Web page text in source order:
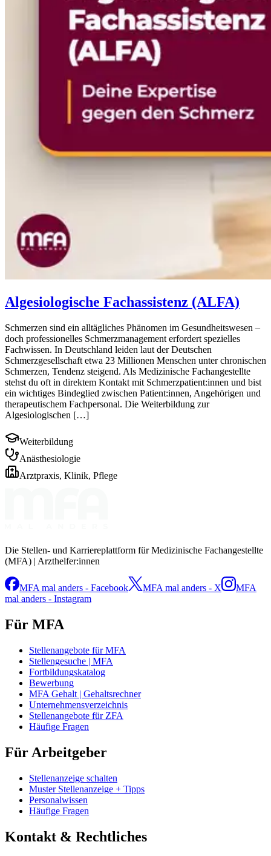
Algesiologische Fachassistenz (ALFA)
Schmerzen sind ein alltägliches Phänomen im Gesundheitswesen –
doch professionelles Schmerzmanagement erfordert spezielles
Fachwissen. In Deutschland leiden laut der Deutschen
Schmerzgesellschaft etwa 23 Millionen Menschen unter chronischen
Schmerzen, Tendenz steigend. Als Medizinische Fachangestellte
stehst du oft in direktem Kontakt mit Schmerzpatient:innen und bist
ein wichtiges Bindeglied zwischen Patient:innen, Angehörigen und
therapeutischem Fachpersonal. Die Weiterbildung zur
Algesiologischen […]
Weiterbildung
Anästhesiologie
Arztpraxis, Klinik, Pflege
Die Stellen- und Karriereplattform für Medizinische Fachangestellte
(MFA) | Arzthelfer:innen
MFA mal anders - Facebook MFA mal anders - X
MFA
mal anders - Instagram
Für MFA
Stellenangebote für MFA
Stellengesuche | MFA
Fortbildungskatalog
Bewerbung
MFA Gehalt | Gehaltsrechner
Unternehmensverzeichnis
Stellenangebote für ZFA
Häufige Fragen
Für Arbeitgeber
Stellenanzeige schalten
Muster Stellenanzeige + Tipps
Personalwissen
Häufige Fragen
Kontakt & Rechtliches